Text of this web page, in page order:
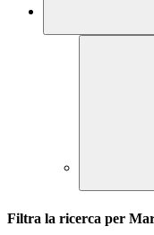
Filtra la ricerca per